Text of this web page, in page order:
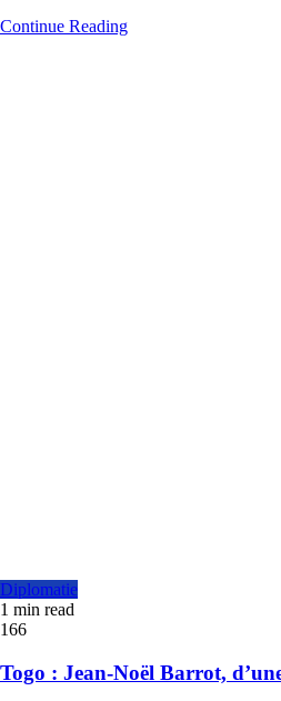
Continue Reading
Diplomatie
1 min read
166
Togo : Jean-Noël Barrot,